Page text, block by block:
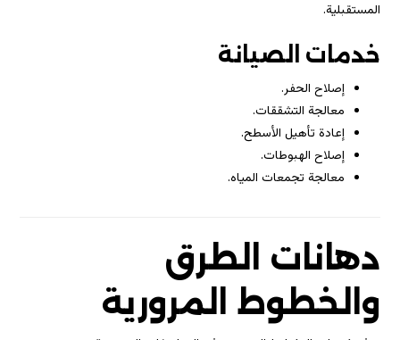
المستقبلية.
خدمات الصيانة
إصلاح الحفر.
معالجة التشققات.
إعادة تأهيل الأسطح.
إصلاح الهبوطات.
معالجة تجمعات المياه.
دهانات الطرق
والخطوط المرورية